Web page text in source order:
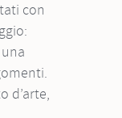
d’arte,